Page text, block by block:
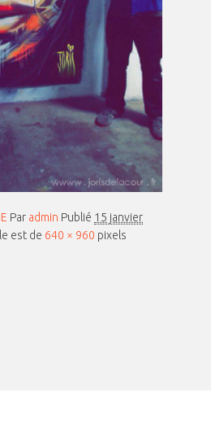
Par admin Publié 15 janvier
est de 640 × 960 pixels